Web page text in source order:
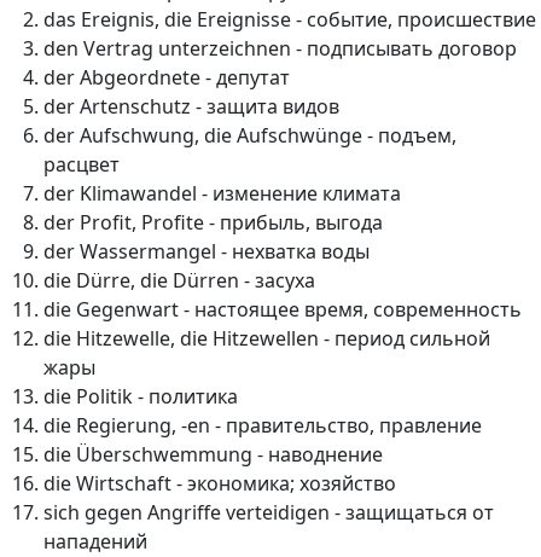
das Ereignis, die Ereignisse - событие, происшествие
den Vertrag unterzeichnen - подписывать договор
der Abgeordnete - депутат
der Artenschutz - защита видов
der Aufschwung, die Aufschwünge - подъем,
расцвет
der Klimawandel - изменение климата
der Profit, Profite - прибыль, выгода
der Wassermangel - нехватка воды
die Dürre, die Dürren - засуха
die Gegenwart - настоящее время, современность
die Hitzewelle, die Hitzewellen - период сильной
жары
die Politik - политика
die Regierung, -en - правительство, правление
die Überschwemmung - наводнение
die Wirtschaft - экономика; хозяйство
sich gegen Angriffe verteidigen - защищаться от
нападений